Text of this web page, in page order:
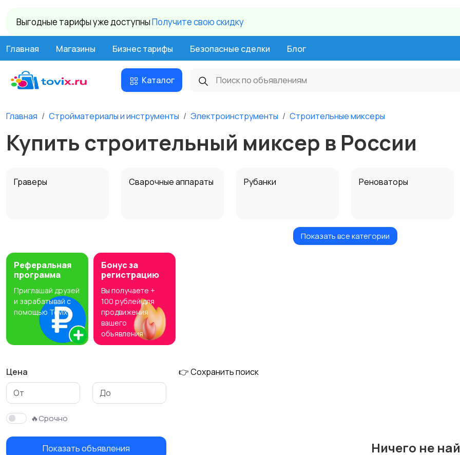
Выгодные тарифы уже доступныПолучите свою скидку
Главная Магазины Бизнес тарифы Безопасные сделки Блог
Каталог
Главная Стройматериалы и инструменты Электроинструменты Строительные миксеры
Купить строительный миксер в России
Граверы Сварочные аппараты Рубанки Реноваторы
электроинструменто
в
Краскопульты и
Степлеры Глубинные вибраторы
бензопилы
Фрезеры
Показать все категории
Реферальная
программа
Приглашай друзей
и зарабатывай с
помощью Tovix
Бонус за
регистрацию
Вы получаете +
100 рублей для
продвижения
вашего
объявления
Цена
🔥Срочно
Показать объявления
👉 Сохранить поиск
Ничего не